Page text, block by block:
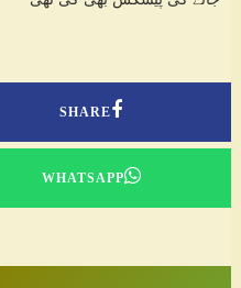
SHARE
WHATSAPP